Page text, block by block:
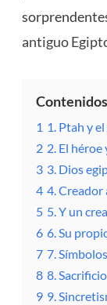
antiguo
Contenidos
1 1. Ptah y
2 2. El
3 3. Dios
4 4. Creador
5 5. Y un
6 6. Su
7 7.
8 8.
9 9.